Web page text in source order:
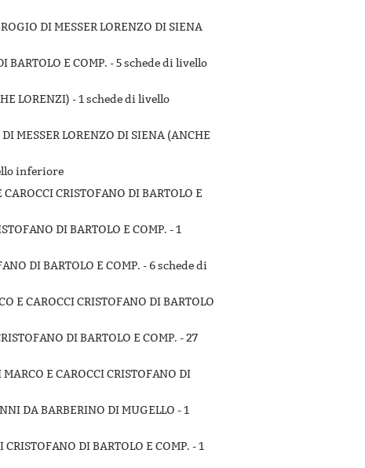
DI MESSER LORENZO DI SIENA
BARTOLO E COMP. -5 schede di livello
LORENZI) -1 schede di livello
MESSER LORENZO DI SIENA (ANCHE
inferiore
CRISTOFANO DI BARTOLO E
DI BARTOLO E COMP. -1
DI BARTOLO E COMP. -6 schede di
E CAROCCI CRISTOFANO DI BARTOLO
DI BARTOLO E COMP. -27
E CAROCCI CRISTOFANO DI
DA BARBERINO DI MUGELLO -1
DI BARTOLO E COMP. -1